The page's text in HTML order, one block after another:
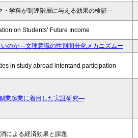
学科が到達階層に与える効果の検証―
on Students’ Future Income
のか—文理意識の性別間分化メカニズムー
in study abroad intentand participation
業起業に着目した実証研究―
による経済効果と課題